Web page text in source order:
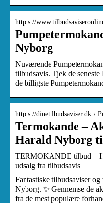
http s://
Nyborg
Nuværende
tilbudsavis. Tjek de
de billigste
http s://dinetilbudsaviser.dk ›
Termokande –
Harald Nyborg
TERMOKANDE tilbud –
udsalg fra tilbudsavis
Fantastiske tilbudsaviser
Nyborg. ✨ Gennemse de
fra de mest populære